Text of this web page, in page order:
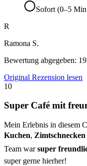
Sofort (0–5
R
Ramona S.
Bewertung abgegeben:
Original Rezension lesen
10
Super Café mit
Mein Erlebnis in diesem
Kuchen, Zimtschnecken
Team warsuper
super gerne hierher!